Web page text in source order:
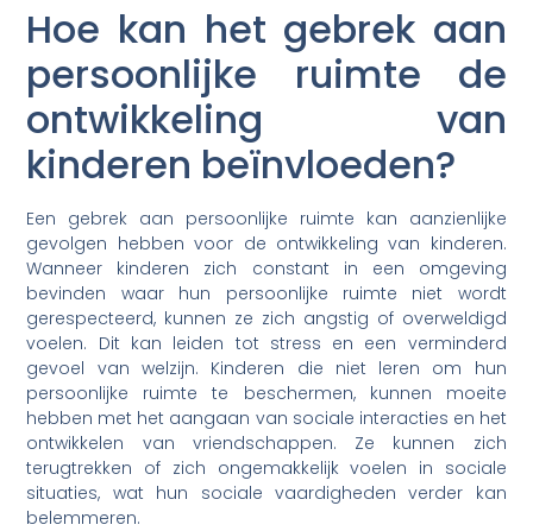
Hoe kan het gebrek aan
persoonlijke ruimte de
ontwikkeling van
kinderen beïnvloeden?
Een gebrek aan persoonlijke ruimte kan aanzienlijke
gevolgen hebben voor de ontwikkeling van kinderen.
Wanneer kinderen zich constant in een omgeving
bevinden waar hun persoonlijke ruimte niet wordt
gerespecteerd, kunnen ze zich angstig of overweldigd
voelen. Dit kan leiden tot stress en een verminderd
gevoel van welzijn. Kinderen die niet leren om hun
persoonlijke ruimte te beschermen, kunnen moeite
hebben met het aangaan van sociale interacties en het
ontwikkelen van vriendschappen. Ze kunnen zich
terugtrekken of zich ongemakkelijk voelen in sociale
situaties, wat hun sociale vaardigheden verder kan
belemmeren.